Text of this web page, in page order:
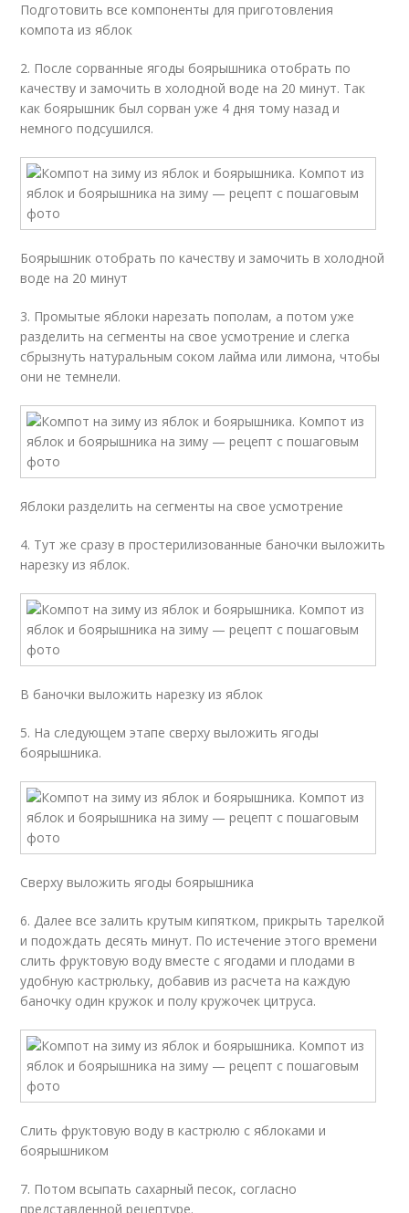
Подготовить все компоненты для приготовления
компота из яблок
2. После сорванные ягоды боярышника отобрать по
качеству и замочить в холодной воде на 20 минут. Так
как боярышник был сорван уже 4 дня тому назад и
немного подсушился.
Боярышник отобрать по качеству и замочить в холодной
воде на 20 минут
3. Промытые яблоки нарезать пополам, а потом уже
разделить на сегменты на свое усмотрение и слегка
сбрызнуть натуральным соком лайма или лимона, чтобы
они не темнели.
Яблоки разделить на сегменты на свое усмотрение
4. Тут же сразу в простерилизованные баночки выложить
нарезку из яблок.
В баночки выложить нарезку из яблок
5. На следующем этапе сверху выложить ягоды
боярышника.
Сверху выложить ягоды боярышника
6. Далее все залить крутым кипятком, прикрыть тарелкой
и подождать десять минут. По истечение этого времени
слить фруктовую воду вместе с ягодами и плодами в
удобную кастрюльку, добавив из расчета на каждую
баночку один кружок и полу кружочек цитруса.
Слить фруктовую воду в кастрюлю с яблоками и
боярышником
7. Потом всыпать сахарный песок, согласно
представленной рецептуре.